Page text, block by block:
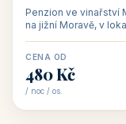
Penzion ve vinařství
na jižní Moravě, v
CENA OD
480 Kč
/ noc / os.